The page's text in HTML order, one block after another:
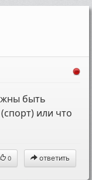
быть
или что
0 ответить